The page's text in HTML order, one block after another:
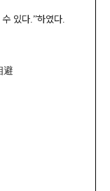
있다.”하였다.
避